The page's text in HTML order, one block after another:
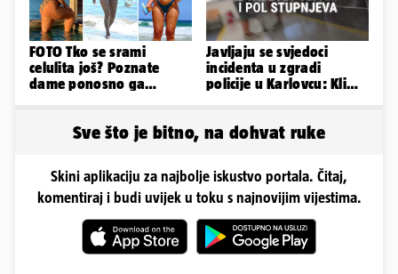
FOTO Tko se srami
celulita još? Poznate
dame ponosno ga
Javljaju se svjedoci
incidenta u zgradi
policije u Karlovcu: Klima
Sve što je bitno, na dohvat ruke
Skini aplikaciju za najbolje iskustvo portala. Čitaj,
komentiraj i budi uvijek u toku s najnovijim vijestima.